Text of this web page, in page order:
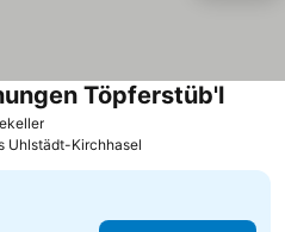
Preise sehen
Töpferstüb'lPreise
Uhlstädt-Kirchhasel